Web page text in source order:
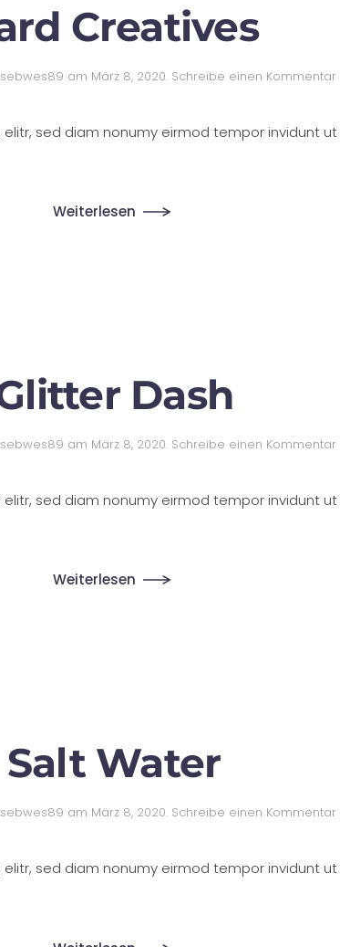
Creatives
sebwes89 am März 8, 2020. Schreibe einen Kommentar
sed diam nonumy eirmod tempor invidunt
Weiterlesen
Dash
sebwes89 am März 8, 2020. Schreibe einen Kommentar
sed diam nonumy eirmod tempor invidunt
Weiterlesen
Salt Water
sebwes89 am März 8, 2020. Schreibe einen Kommentar
sed diam nonumy eirmod tempor invidunt